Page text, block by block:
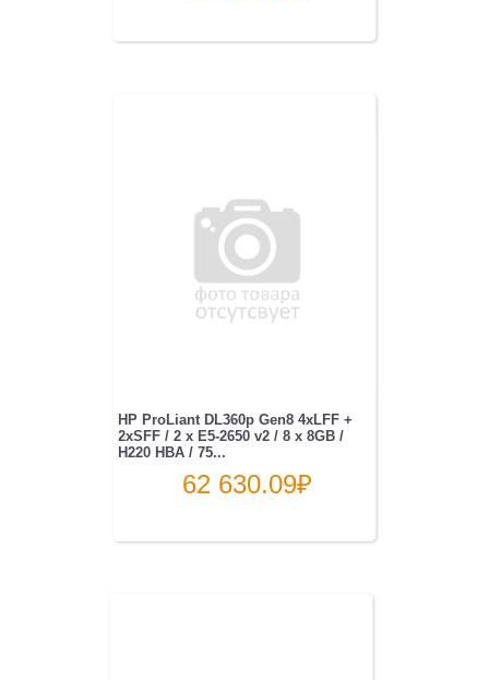
HP ProLiant DL360p Gen8 4xLFF +
2xSFF / 2 x E5-2650 v2 / 8 x 8GB /
H220 HBA / 75...
62 630.09₽